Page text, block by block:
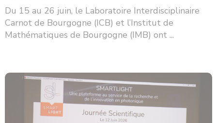
Du 15 au 26 juin, le Laboratoire Interdisciplinaire
Carnot de Bourgogne (ICB) et l’Institut de
Mathématiques de Bourgogne (IMB) ont ...